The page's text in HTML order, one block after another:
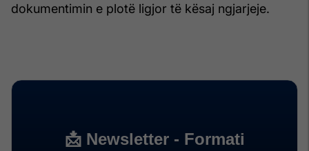
dokumentimin e plotë ligjor të kësaj ngjarjeje.